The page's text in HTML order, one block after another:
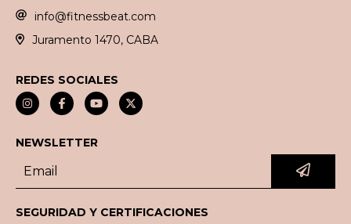
info@fitnessbeat.com
Juramento 1470, CABA
REDES SOCIALES
NEWSLETTER
SEGURIDAD Y CERTIFICACIONES